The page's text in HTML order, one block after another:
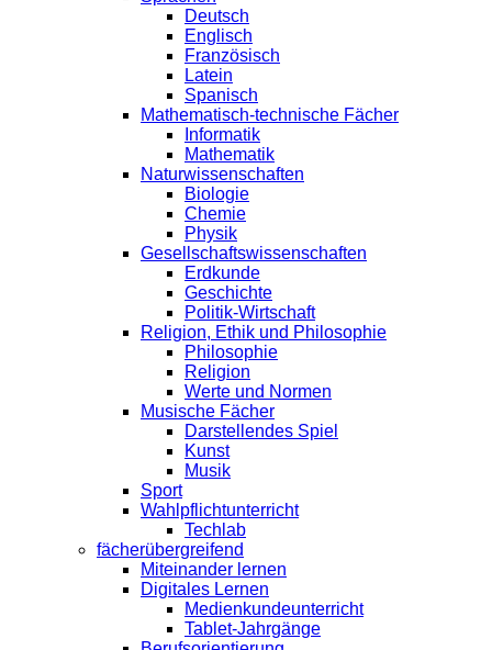
Deutsch
Englisch
Französisch
Latein
Spanisch
Mathematisch-technische Fächer
Informatik
Mathematik
Naturwissenschaften
Biologie
Chemie
Physik
Gesellschaftswissenschaften
Erdkunde
Geschichte
Politik-Wirtschaft
Religion, Ethik und Philosophie
Philosophie
Religion
Werte und Normen
Musische Fächer
Darstellendes Spiel
Kunst
Musik
Sport
Wahlpflichtunterricht
Techlab
fächerübergreifend
Miteinander lernen
Digitales Lernen
Medienkundeunterricht
Tablet-Jahrgänge